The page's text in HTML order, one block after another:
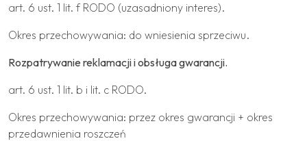
art. 6 ust. 1 lit. f RODO (uzasadniony interes).
Okres przechowywania: do wniesienia sprzeciwu.
Rozpatrywanie reklamacji i obsługa gwarancji.
art. 6 ust. 1 lit. b i lit. c RODO.
Okres przechowywania: przez okres gwarancji + okres
przedawnienia roszczeń